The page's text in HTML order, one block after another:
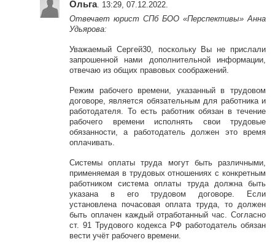
Ольга. 13:29, 07.12.2022.
Отвечает юрист СПб БОО «Перспективы» Анна
Удьярова:
Уважаемый Сергей30, поскольку Вы не прислали
запрошенной нами дополнительной информации,
отвечаю из общих правовых соображений.
Режим рабочего времени, указанный в трудовом
договоре, является обязательным для работника и
работодателя. То есть работник обязан в течение
рабочего времени исполнять свои трудовые
обязанности, а работодатель должен это время
оплачивать.
Системы оплаты труда могут быть различными,
применяемая в трудовых отношениях с конкретным
работником система оплаты труда должна быть
указана в его трудовом договоре. Если
установлена почасовая оплата труда, то должен
быть оплачен каждый отработанный час. Согласно
ст. 91 Трудового кодекса РФ работодатель обязан
вести учёт рабочего времени.